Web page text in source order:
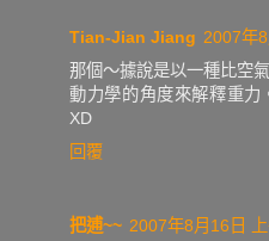
Tian-Jian Jiang 2007年
那個～據說是以一種比空
動力學的角度來解釋重力
XD
回覆
把逋~~ 2007年8月16日